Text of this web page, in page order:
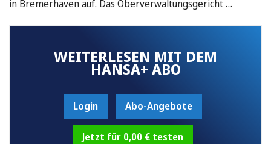
in Bremerhaven auf. Das Oberverwaltungsgericht …
WEITERLESEN MIT DEM
HANSA+ ABO
Login Abo-Angebote
Jetzt für 0,00 € testen